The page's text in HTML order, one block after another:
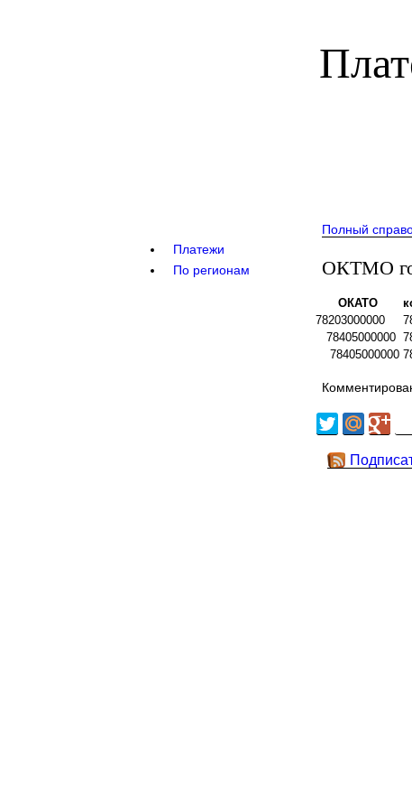
Платежи
По регионам
Полный
ОКТМО
ОКАТО
78203000000
78405000000
78405000000